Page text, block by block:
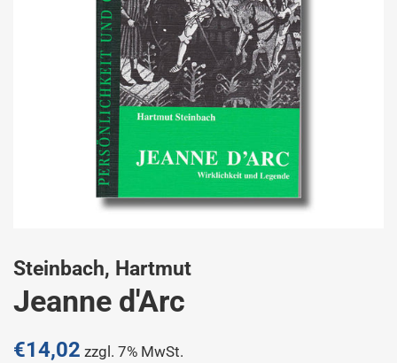
Steinbach, Hartmut
Jeanne d'Arc
Normaler
€14,02 zzgl. 7% MwSt.